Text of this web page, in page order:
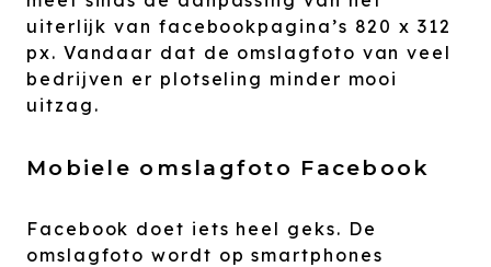
uiterlijk van facebookpagina’s 820 x 312
px. Vandaar dat de omslagfoto van veel
bedrijven er plotseling minder mooi
uitzag.
Mobiele omslagfoto Facebook
Facebook doet iets heel geks. De
omslagfoto wordt op smartphones